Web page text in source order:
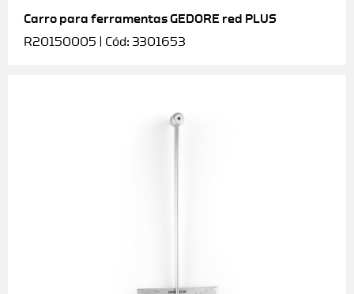
Carro para ferramentas GEDORE red PLUS
R20150005 | Cód: 3301653